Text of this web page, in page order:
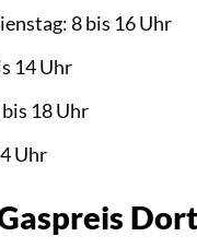
8 bis 16 Uhr
14 Uhr
18 Uhr
Uhr